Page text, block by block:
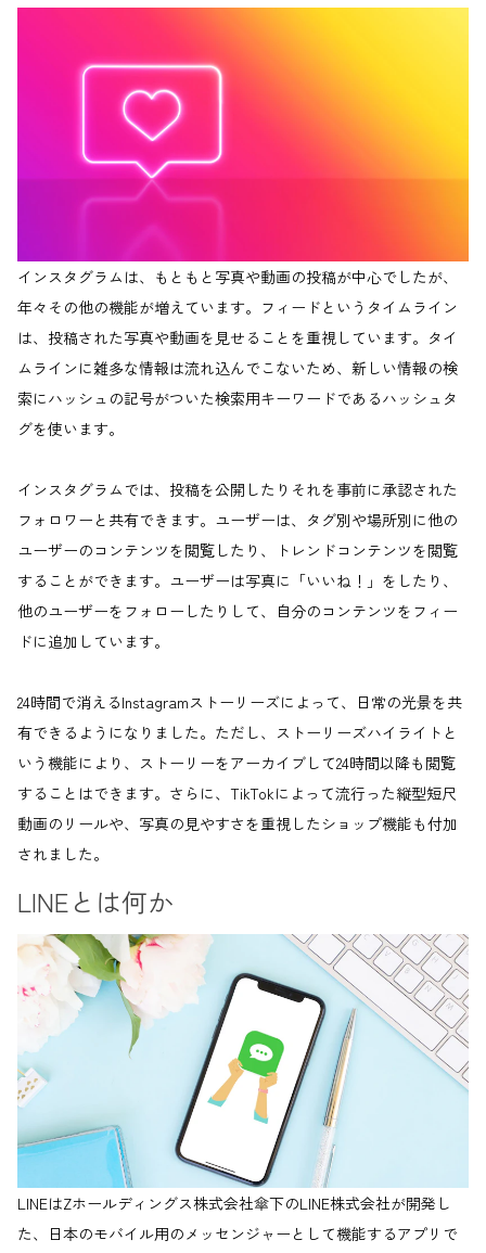
インスタグラムは、もともと写真や動画の投稿が中心でしたが、
年々その他の機能が増えています。フィードというタイムライン
は、投稿された写真や動画を見せることを重視しています。タイ
ムラインに雑多な情報は流れ込んでこないため、新しい情報の検
索にハッシュの記号がついた検索用キーワードであるハッシュタ
グを使います。
インスタグラムでは、投稿を公開したりそれを事前に承認された
フォロワーと共有できます。ユーザーは、タグ別や場所別に他の
ユーザーのコンテンツを閲覧したり、トレンドコンテンツを閲覧
することができます。ユーザーは写真に「いいね！」をしたり、
他のユーザーをフォローしたりして、自分のコンテンツをフィー
ドに追加しています。
24時間で消えるInstagramストーリーズによって、日常の光景を共
有できるようになりました。ただし、ストーリーズハイライトと
いう機能により、ストーリーをアーカイブして24時間以降も閲覧
することはできます。さらに、TikTokによって流行った縦型短尺
動画のリールや、写真の見やすさを重視したショップ機能も付加
されました。
LINEとは何か
LINEはZホールディングス株式会社傘下のLINE株式会社が開発し
た、日本のモバイル用のメッセンジャーとして機能するアプリで